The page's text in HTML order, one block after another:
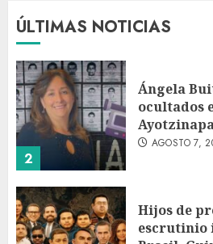
ÚLTIMAS NOTICIAS
1 AGOSTO 7,
2
Ángela
ocultados
AGOSTO 7,
Hijos de
escrutinio